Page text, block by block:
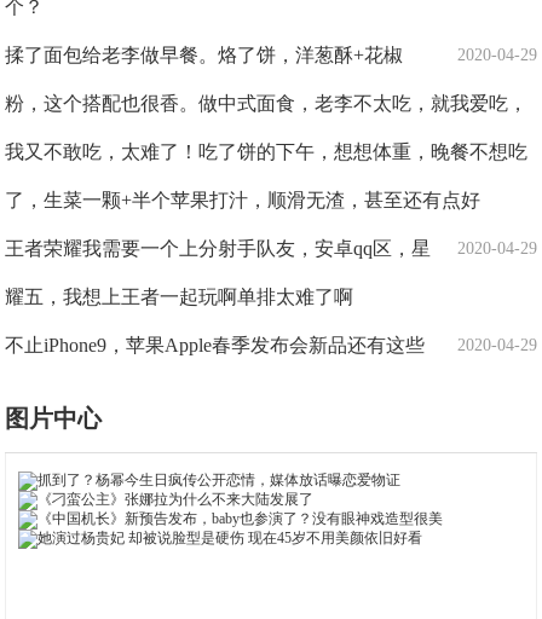
个？
2020-04-29
揉了面包给老李做早餐。烙了饼，洋葱酥+花椒
粉，这个搭配也很香。做中式面食，老李不太吃，就我爱吃，
我又不敢吃，太难了！吃了饼的下午，想想体重，晚餐不想吃
了，生菜一颗+半个苹果打汁，顺滑无渣，甚至还有点好
2020-04-29
王者荣耀我需要一个上分射手队友，安卓qq区，星
耀五，我想上王者一起玩啊单排太难了啊
2020-04-29
不止iPhone9，苹果Apple春季发布会新品还有这些
图片中心